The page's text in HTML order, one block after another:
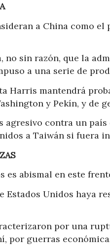
a China como
no sin razón, que la
a una serie de
Harris mantendrá
y Pekín, y de
agresivo contra un
a Taiwán si fuera
es abismal en este
Estados Unidos haya
por una
por guerras